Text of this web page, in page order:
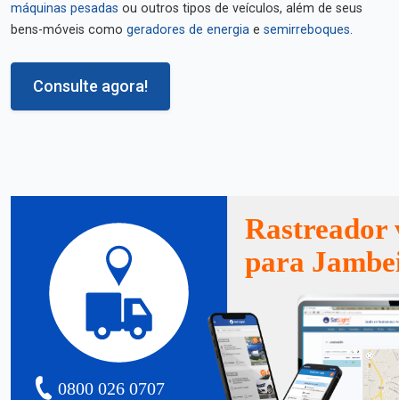
máquinas pesadas ou outros tipos de veículos, além de seus
bens-móveis como geradores de energia e semirreboques.
Consulte agora!
0800 026 0707
Rastreador
para